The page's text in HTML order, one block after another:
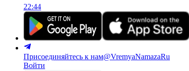
22:44
Присоединяйтесь к нам@VremyaNamazaRu
Войти